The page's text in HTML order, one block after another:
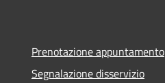
Prenotazione appuntamento
Segnalazione disservizio